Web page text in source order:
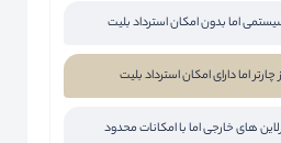
سیستمی اما بدون امکان استرداد بلیت
چارتر اما دارای امکان استرداد بلیت
های خارجی اما با امکانات محدود